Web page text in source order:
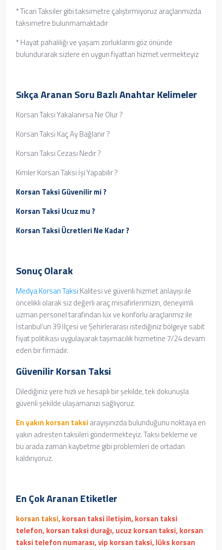
* Ticari Taksiler gibi taksimetre çalıştırmıyoruz araçlarımızda
taksimetre bulunmamaktadır
* Hayat pahalılığı ve yaşam zorluklarını göz önünde
bulundurarak sizlere en uygun fiyattan hizmet vermekteyiz
Sıkça Aranan Soru Bazlı Anahtar Kelimeler
Korsan Taksi Yakalanırsa Ne Olur ?
Korsan Taksi Kaç Ay Bağlanır ?
Korsan Taksi Cezası Nedir ?
Kimler Korsan Taksi İşi Yapabilir ?
Korsan Taksi Güvenilir mi ?
Korsan Taksi Ucuz mu ?
Korsan Taksi Ücretleri Ne Kadar ?
Sonuç Olarak
Medya Korsan Taksi Kalitesi ve güvenli hizmet anlayışı ile
öncelikli olarak siz değerli araç misafirlerimizin, deneyimli
uzman personel tarafından lüx ve konforlu araçlarımız ile
İstanbul’un 39 İlçesi ve Şehirlerarası istediğiniz bölgeye sabit
fiyat politikası uygulayarak taşımacılık hizmetine 7/24 devam
eden bir firmadır.
Güvenilir Korsan Taksi
Dilediğiniz yere hızlı ve hesaplı bir şekilde, tek dokunuşla
güvenli şekilde ulaşamanızı sağlıyoruz.
En yakın korsan taksi arayışınızda bulunduğunu noktaya en
yakın adresten taksileri göndermekteyiz. Taksi bekleme ve
bu arada zaman kaybetme gibi problemleri de ortadan
kaldırıyoruz.
En Çok Aranan Etiketler
korsan taksi, korsan taksi iletişim, korsan taksi
telefon, korsan taksi durağı, ucuz korsan taksi, korsan
taksi telefon numarası, vip korsan taksi, lüks korsan